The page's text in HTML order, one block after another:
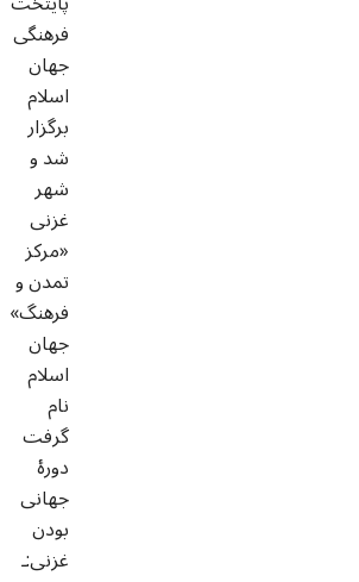
فرهنگی
جهان
اسلام
برگزار
شد و
شهر
غزنی
«مرکز
تمدن و
فرهنگ»
جهان
اسلام
نام
گرفت
دورۀ
جهانی
بودن
غزنی:ـ